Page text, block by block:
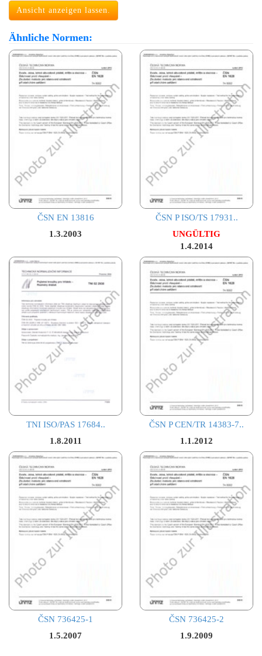
Ansicht anzeigen lassen.
Ähnliche Normen:
ČSN EN 13816
1.3.2003
ČSN P ISO/TS 17931..
UNGÜLTIG
1.4.2014
TNI ISO/PAS 17684..
1.8.2011
ČSN P CEN/TR 14383-7..
1.1.2012
ČSN 736425-1
1.5.2007
ČSN 736425-2
1.9.2009